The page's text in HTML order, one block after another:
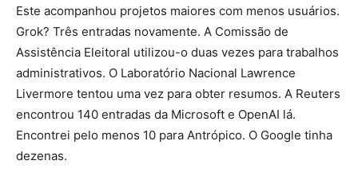
Este acompanhou projetos maiores com menos usuários.
Grok? Três entradas novamente. A Comissão de
Assistência Eleitoral utilizou-o duas vezes para trabalhos
administrativos. O Laboratório Nacional Lawrence
Livermore tentou uma vez para obter resumos. A Reuters
encontrou 140 entradas da Microsoft e OpenAI lá.
Encontrei pelo menos 10 para Antrópico. O Google tinha
dezenas.